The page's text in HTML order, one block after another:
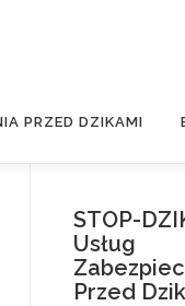
PRZED DZIKAMI
STOP-
Usług
Przed